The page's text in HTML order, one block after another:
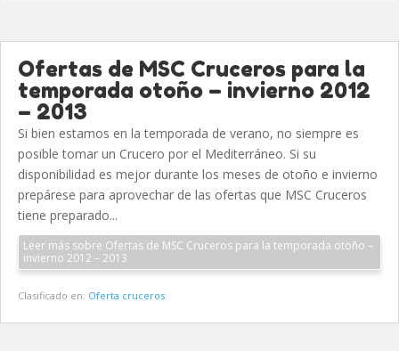
Ofertas de MSC Cruceros para la
temporada otoño – invierno 2012
– 2013
Si bien estamos en la temporada de verano, no siempre es
posible tomar un Crucero por el Mediterráneo. Si su
disponibilidad es mejor durante los meses de otoño e invierno
prepárese para aprovechar de las ofertas que MSC Cruceros
tiene preparado...
Leer más sobre Ofertas de MSC Cruceros para la temporada otoño –
invierno 2012 – 2013
Clasificado en: Oferta cruceros